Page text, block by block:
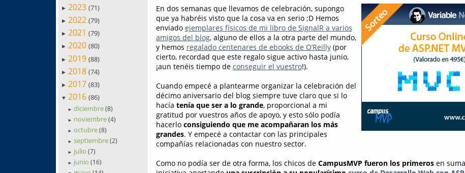
► 2023 (71)
► 2022 (79)
► 2021 (79)
► 2020 (80)
► 2019 (88)
► 2018 (74)
► 2017 (83)
▼ 2016 (86)
► diciembre(8)
► noviembre(4)
► octubre(8)
► septiembre(2)
► julio(7)
► junio(16)
En dos semanas que llevamos de celebración, supongo
que ya habréis visto que la cosa va en serio ;D Hemos
enviado ejemplares físicos de mi libro de SignalR a varios
amigos del blog, alguno de ellos a la otra parte del mundo,
y hemos regalado centenares de ebooks de O’Reilly(por
cierto, recordad que este regalo sigue activo hasta junio,
¡aun tenéis tiempo de conseguir el vuestro!).
Cuando empecé a plantearme organizar la celebración del
décimo aniversario del blog siempre tuve claro que si lo
hacía tenía que ser a lo grande, proporcional a mi
gratitud por vuestros años de apoyo, y esto sólo podía
hacerlo consiguiendo que me acompañaran los más
grandes. Y empecé a contactar con las principales
compañías relacionadas con nuestro sector.
Como no podía ser de otra forma, los chicos de CampusMVP fueron los primerosen